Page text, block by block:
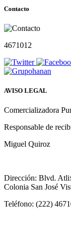
Contacto
4671012
AVISO LEGAL
Comercializadora
Responsable de
Miguel Quiroz
Dirección: Blvd.
Colonia San José
Teléfono: (222)